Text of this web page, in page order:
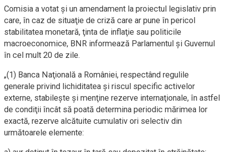
Comisia a votat şi un amendament la proiectul legislativ prin
care, în caz de situaţie de criză care ar pune în pericol
stabilitatea monetară, ţinta de inflaţie sau politicile
macroeconomice, BNR informează Parlamentul şi Guvernul
în cel mult 20 de zile.
„(1) Banca Naţională a României, respectând regulile
generale privind lichiditatea şi riscul specific activelor
externe, stabileşte şi menţine rezerve internaţionale, în astfel
de condiţii încât să poată determina periodic mărimea lor
exactă, rezerve alcătuite cumulativ ori selectiv din
următoarele elemente: